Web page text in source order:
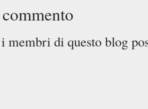
membri di questo blog